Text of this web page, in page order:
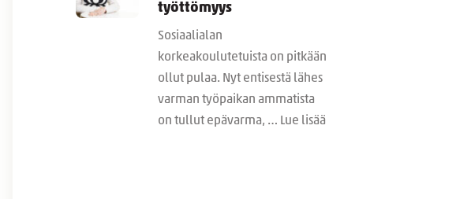
työttömyys
Sosiaalialan
korkeakoulutetuista on pitkään
ollut pulaa. Nyt entisestä lähes
varman työpaikan ammatista
on tullut epävarma, … Lue lisää